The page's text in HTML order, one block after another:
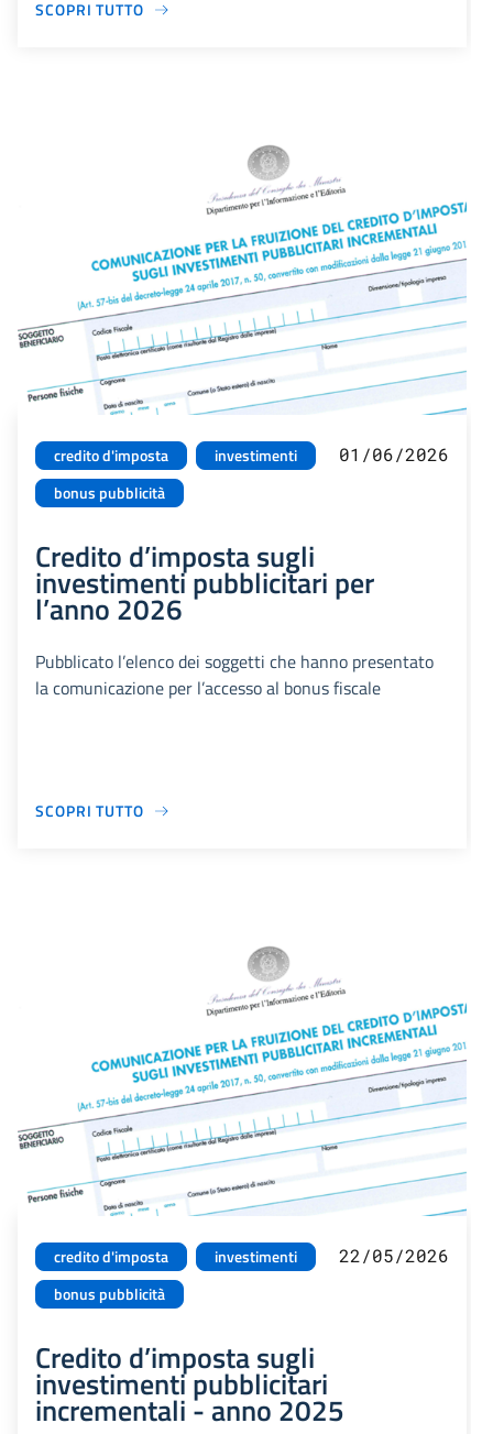
SCOPRI TUTTO
credito d'imposta
investimenti
bonus pubblicità
01/06/2026
Credito d’imposta sugli
investimenti pubblicitari per
l’anno 2026
Pubblicato l’elenco dei soggetti che hanno presentato
la comunicazione per l’accesso al bonus fiscale
SCOPRI TUTTO
credito d'imposta
investimenti
bonus pubblicità
22/05/2026
Credito d’imposta sugli
investimenti pubblicitari
incrementali - anno 2025